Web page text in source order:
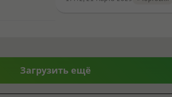
Загрузить ещё